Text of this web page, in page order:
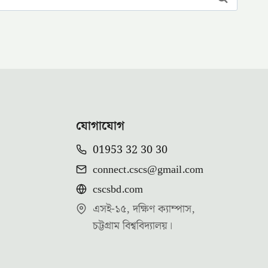
যোগাযোগ
01953 32 30 30
connect.cscs@gmail.com
cscsbd.com
এসই-১৫, দক্ষিণ ক্যাম্পাস,
চট্টগ্রাম বিশ্ববিদ্যালয়।